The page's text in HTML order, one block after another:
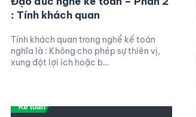
: Tính khách quan
Tính khách quan trong nghề kế toán
nghĩa là : Không cho phép sự thiên vị,
xung đột lợi ích hoặc b…